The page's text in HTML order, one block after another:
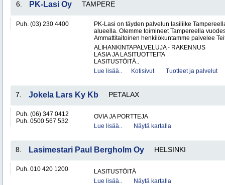
6. PK-Lasi Oy TAMPERE
Puh. (03) 230 4400
PK-Lasi on täyden palvelun lasiliike
alueella. Olemme toimineet Tampereella
Ammattitaitoinen henkilökuntamme palvelee
ALIHANKINTAPALVELUJA - RAKENNUS
LASIA JA LASITUOTTEITA
LASITUSTÖITÄ..
Lue lisää..
Kotisivut Tuotteet ja palvelut
7. Jokela Lars Ky Kb PETALAX
Puh. (06) 347 0412
Puh. 0500 567 532
OVIA JA PORTTEJA
Lue lisää..
Näytä kartalla
8. Lasimestari Paul Bergholm Oy HELSINKI
Puh. 010 420 1200
LASITUSTÖITÄ
Lue lisää..
Näytä kartalla